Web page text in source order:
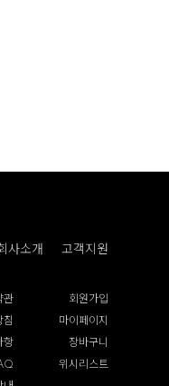
사소개 고객지원
관
침
항
회원가입
마이페이지
장바구니
위시리스트